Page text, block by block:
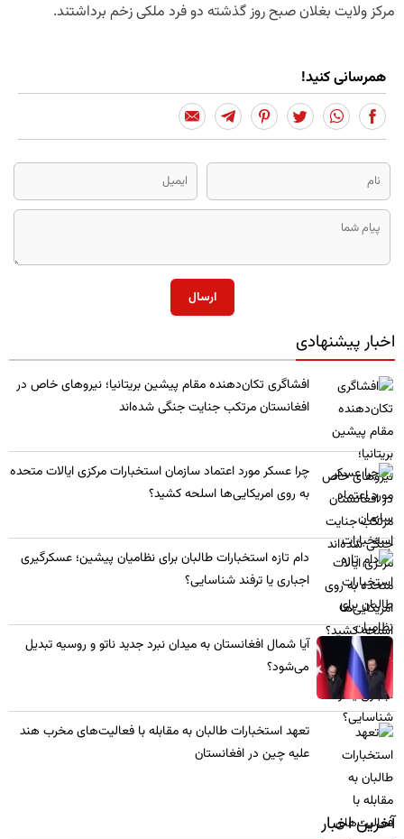
مرکز ولایت بغلان صبح روز گذشته دو فرد ملکی زخم برداشتند.
همرسانی کنید!
ارسال
اخبار پیشنهادی
​افشاگری تکان‌دهنده مقام پیشین بریتانیا؛ نیروهای خاص در
افغانستان مرتکب جنایت جنگی شده‌اند
چرا عسکر مورد اعتماد سازمان استخبارات مرکزی ایالات متحده
به روی امریکایی‌ها اسلحه کشید؟
​دام تازه استخبارات طالبان برای نظامیان پیشین؛ عسکرگیری
اجباری یا ترفند شناسایی؟
​آیا شمال افغانستان به میدان نبرد جدید ناتو و روسیه تبدیل
می‌شود؟
تعهد استخبارات طالبان به مقابله با فعالیت‌های مخرب هند
علیه چین در افغانستان
آخرین اخبار